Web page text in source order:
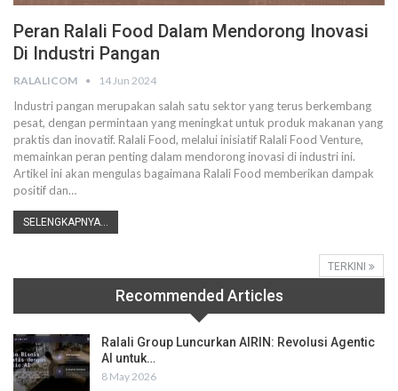
Peran Ralali Food Dalam Mendorong Inovasi
Di Industri Pangan
RALALICOM 14 Jun 2024
Industri pangan merupakan salah satu sektor yang terus berkembang
pesat, dengan permintaan yang meningkat untuk produk makanan yang
praktis dan inovatif. Ralali Food, melalui inisiatif Ralali Food Venture,
memainkan peran penting dalam mendorong inovasi di industri ini.
Artikel ini akan mengulas bagaimana Ralali Food memberikan dampak
positif dan…
SELENGKAPNYA...
TERKINI
Recommended Articles
Ralali Group Luncurkan AIRIN: Revolusi Agentic
AI untuk…
8 May 2026